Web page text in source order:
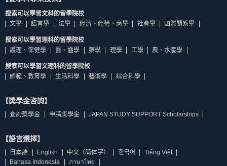
搜索可以學習文科的留學院校
文學
語言學 法學 經濟、經營、商學 社會學 國際關系學
搜索可以學習理科的留學院校
護理、保健學
醫、齒學 藥學 理學 工學 農、水產學
搜索可以學習文理科的留學院校
師範、教育學
生活科學 藝術學 綜合科學
【獎學金咨詢】
查詢獎學金 申請獎學金 JAPAN STUDY SUPPORT Scholarships
【語言選擇】
日本語 English 中文（简体字） 한국어
Tiếng Việt
Bahasa Indonesia
ภาษาไทย